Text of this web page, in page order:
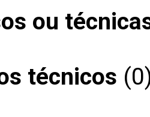
ou
técnicos